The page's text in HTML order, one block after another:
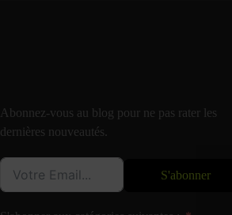
Abonnez-vous au blog pour ne pas rater les
dernières nouveautés.
S'abonner